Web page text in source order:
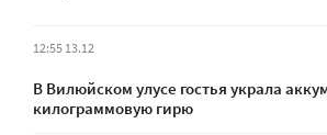
12:55 13.12
В Вилюйском улусе гостья украла
килограммовую гирю